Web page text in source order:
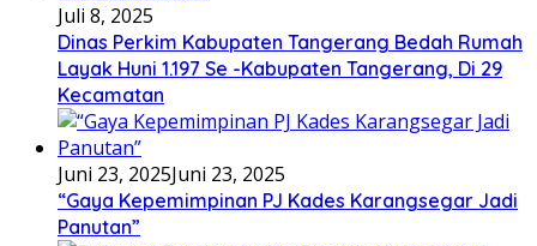
Juli 8, 2025
Dinas Perkim Kabupaten Tangerang Bedah Rumah
Layak Huni 1.197 Se -Kabupaten Tangerang, Di 29
Kecamatan
Juni 23, 2025Juni 23, 2025
“Gaya Kepemimpinan PJ Kades Karangsegar Jadi
Panutan”